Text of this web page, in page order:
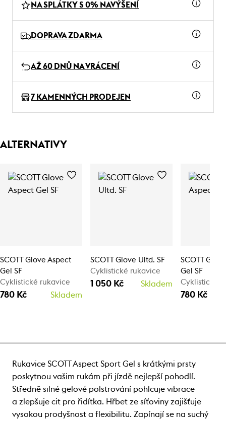
NA SPLÁTKY S 0% NAVÝŠENÍ
DOPRAVA ZDARMA
AŽ 60 DNŮ NA VRÁCENÍ
7 KAMENNÝCH PRODEJEN
ALTERNATIVY
SCOTT Glove Aspect
Gel SF
Cyklistické rukavice
780 Kč Skladem
SCOTT Glove Ultd. SF
Cyklistické rukavice
1 050 Kč Skladem
SCOTT
Gel SF
Cyklistické
780 Kč
Rukavice SCOTT Aspect Sport Gel s krátkými prsty
poskytnou vašim rukám při jízdě nejlepší pohodlí.
Středně silné gelové polstrování pohlcuje vibrace
a zlepšuje cit pro řidítka. Hřbet ze síťoviny zajišťuje
vysokou prodyšnost a flexibilitu. Zapínají se na suchý